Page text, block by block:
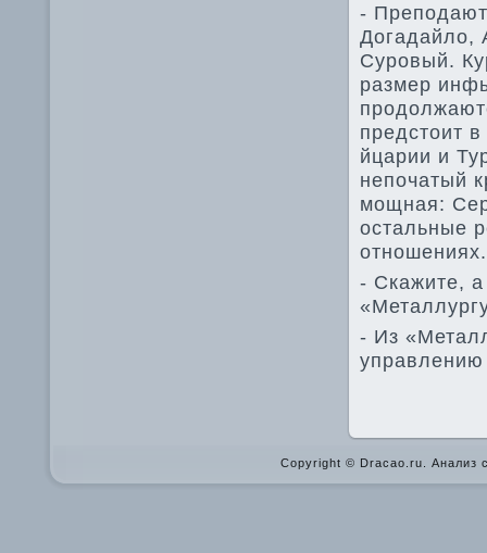
-
Догадайло,
Суровый.
размер
предстоит
йцарии и
непочатый
мощная:
остальные
отношениях.
- Скажите,
- Из
Copyright © Dracao.ru. Анализ